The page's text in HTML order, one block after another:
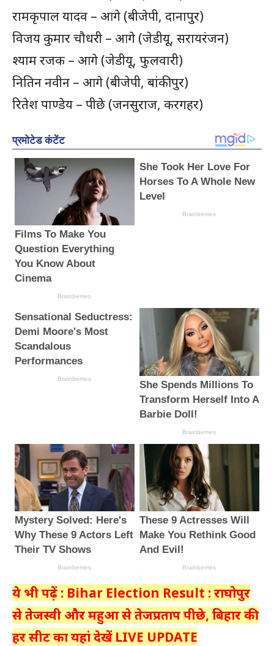
रामकृपाल यादव – आगे (बीजेपी, दानापुर)
विजय कुमार चौधरी – आगे (जेडीयू, सरायरंजन)
श्याम रजक – आगे (जेडीयू, फुलवारी)
नितिन नवीन – आगे (बीजेपी, बांकीपुर)
रितेश पाण्डेय – पीछे (जनसुराज, करगहर)
ये भी पढ़ें : Bihar Election Result : राघोपुर
से तेजस्वी और महुआ से तेजप्रताप पीछे, बिहार की
हर सीट का यहां देखें LIVE UPDATE